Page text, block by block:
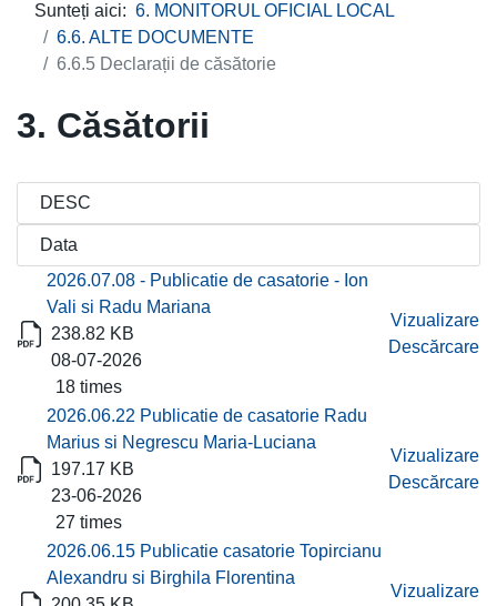
Sunteți aici: 6. MONITORUL OFICIAL LOCAL
6.6. ALTE DOCUMENTE
6.6.5 Declarații de căsătorie
3. Căsătorii
Titlu
Descărcare
2026.07.08 - Publicatie de casatorie - Ion
Vali si Radu Mariana
238.82 KB
08-07-2026
18 times
Vizualizare
Descărcare
2026.06.22 Publicatie de casatorie Radu
Marius si Negrescu Maria-Luciana
197.17 KB
23-06-2026
27 times
Vizualizare
Descărcare
2026.06.15 Publicatie casatorie Topircianu
Alexandru si Birghila Florentina
Vizualizare